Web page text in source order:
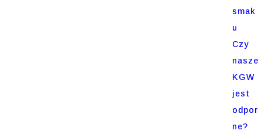
smak
u
Czy
nasze
KGW
jest
odpor
ne?